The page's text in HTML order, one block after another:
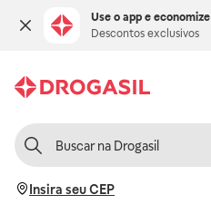
Use o app e economize
Descontos exclusivos
Insira seu CEP